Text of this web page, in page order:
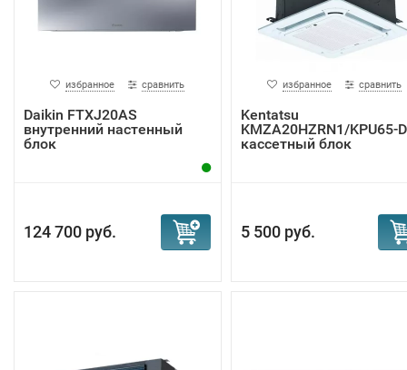
избранное сравнить
Daikin FTXJ20AS
внутренний настенный
блок
124 700 руб.
избранное сравнить
Kentatsu
KMZA20HZRN1/KPU65-D
кассетный блок
5 500 руб.